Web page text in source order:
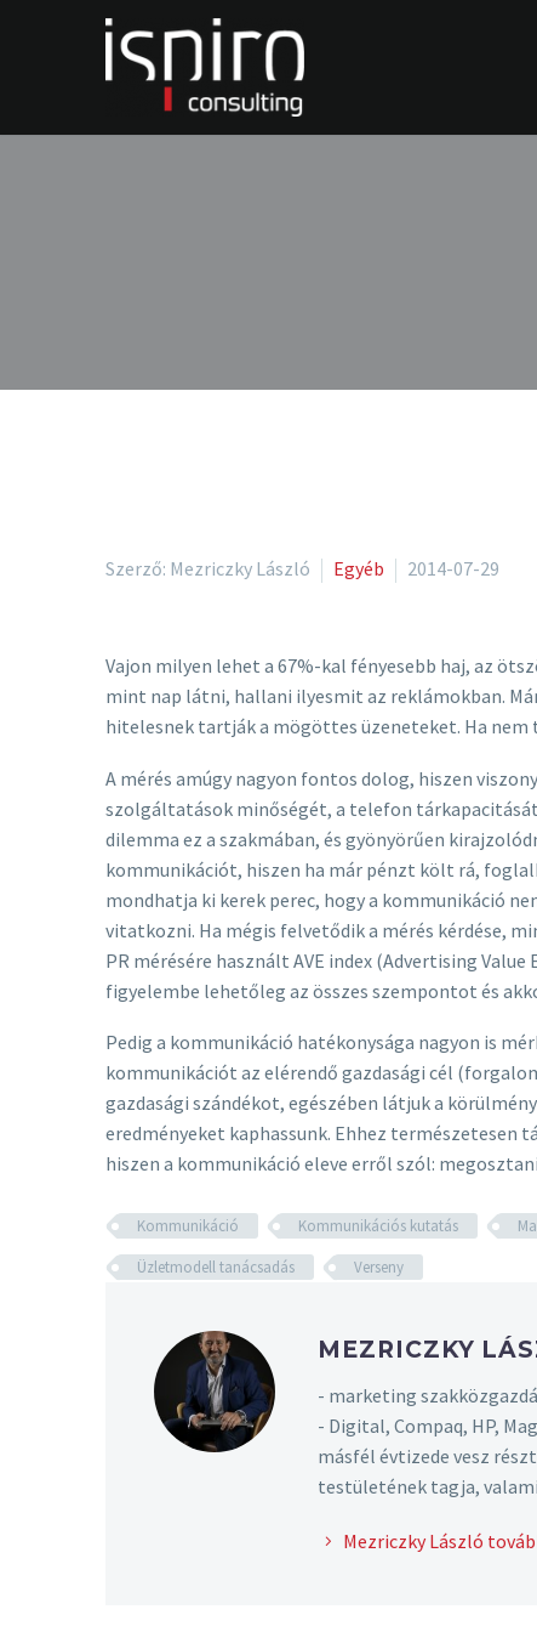
Szerző: Mezriczky László Egyéb 2014-07-29
Vajon milyen lehet a 67%-kal fényesebb haj, az
mint nap látni, hallani ilyesmit az reklámokban.
hitelesnek tartják a mögöttes üzeneteket. Ha nem
A mérés amúgy nagyon fontos dolog, hiszen
szolgáltatások minőségét, a telefon
dilemma ez a szakmában, és gyönyörűen
kommunikációt, hiszen ha már pénzt költ rá,
mondhatja ki kerek perec, hogy a kommunikáció
vitatkozni. Ha mégis felvetődik a mérés kérdése,
PR mérésére használt AVE index (Advertising
figyelembe lehetőleg az összes szempontot és
Pedig a kommunikáció hatékonysága nagyon is
kommunikációt az elérendő gazdasági cél
gazdasági szándékot, egészében látjuk a
eredményeket kaphassunk. Ehhez
hiszen a kommunikáció eleve erről szól:
Kommunikáció Kommunikációs kutatás
Üzletmodell tanácsadás
Verseny
MEZRICZKY
- marketing
- Digital, Compaq, HP,
másfél évtizede vesz
testületének tagja,
Mezriczky László